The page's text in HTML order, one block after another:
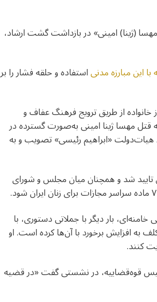
(ژینا) امینی» در بازداشت گشت ارشاد،
با این مبارزه مدنیاستفاده و حلقه فشار را بر
خانواده از طریق ترویج فرهنگ عفاف و
قتل مهسا ژینا امینی به‌صورت گسترده در
از سر برداشتند، توسط قوه‌قضایه تهیه و در ۲۷اردیبهشت۱۴۰۲ توسط هیات‌دولت «ابراهیم رئیسی» تصویب و به
تایید شد و همچنان میان مجلس و شورای
بار دیگر با جملاتی دستوری، با
به افزایش برخورد با آن‌ها کرده است. او
کنند.
رییس قوه‌قضاییه، در نشستی گفت «در قضیه